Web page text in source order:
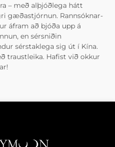
– með alþjóðlega hátt
gæðastjórnun. Rannsóknar-
áfram að bjóða upp á
en sérsniðin
sérstaklega sig út í Kína.
traustleika. Hafist við okkur